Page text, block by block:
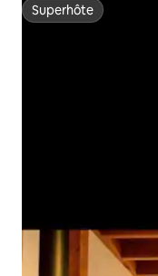
Superhôte
Superhôte